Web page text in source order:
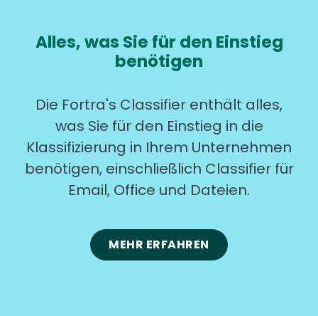
Alles, was Sie für den Einstieg
benötigen
Die Fortra's Classifier enthält alles,
was Sie für den Einstieg in die
Klassifizierung in Ihrem Unternehmen
benötigen, einschließlich Classifier für
Email, Office und Dateien.
MEHR ERFAHREN